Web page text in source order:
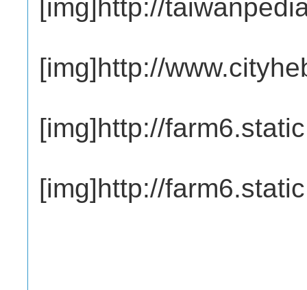
[img]http://
[img]http://
[img]http://
[img]http://